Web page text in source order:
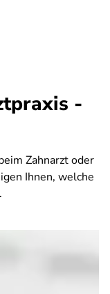
-
Zahnarzt oder
Ihnen, welche